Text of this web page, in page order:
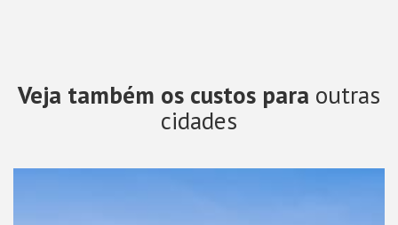
Veja também os custos para outras
cidades